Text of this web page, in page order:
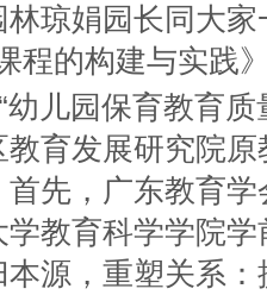
琼娟园长同大
程的构建与实践
幼儿园保育教育
育发展研究院
先，广东教育
教育科学学院
本源，重塑关系